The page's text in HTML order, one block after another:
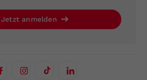
Jetzt anmelden